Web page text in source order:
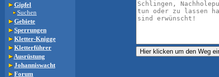
Gipfel
Suchen
Gebiete
Sperrungen
Kletter-Knigge
Kletterführer
Ausrüstung
Johanniswacht
Forum